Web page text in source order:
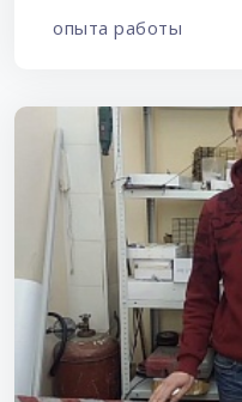
опыта работы